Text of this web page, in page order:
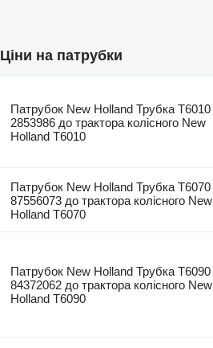
Ціни на патрубки
Патрубок New Holland Трубка T6010
2853986 до трактора колісного New
Holland T6010
Патрубок New Holland Трубка T6070
87556073 до трактора колісного New
Holland T6070
Патрубок New Holland Трубка T6090
84372062 до трактора колісного New
Holland T6090